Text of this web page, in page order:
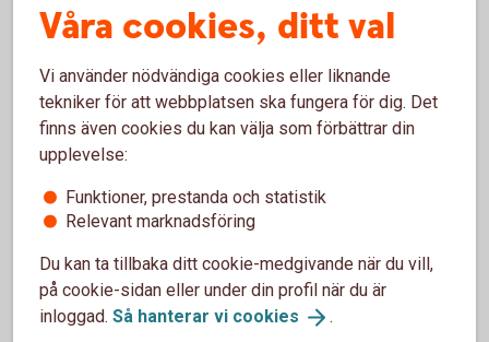
Svar på frågetest
Aktietips och mer information
Aktiellt
Våra cookies, ditt val
Vi använder nödvändiga cookies eller liknande
tekniker för att webbplatsen ska fungera för dig. Det
finns även cookies du kan välja som förbättrar din
upplevelse:
Funktioner, prestanda och statistik
Relevant marknadsföring
Du kan ta tillbaka ditt cookie-medgivande när du vill,
på cookie-sidan eller under din profil när du är
inloggad. Så hanterar vi cookies .